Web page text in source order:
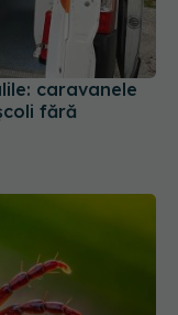
caravanele
fără